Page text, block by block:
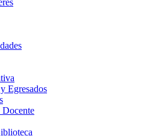
Egresados